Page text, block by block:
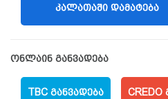
ᲙᲐᲚᲐᲗᲐᲨᲘ ᲓᲐᲛᲐᲢᲔᲑᲐ
ონლაინ განვადება
TBC ᲒᲐᲜᲕᲐᲓᲔᲑᲐ CREDO